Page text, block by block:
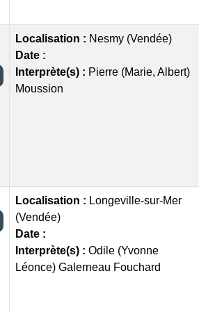
Localisation : Nesmy (Vendée)
Date :
Interprète(s) : Pierre (Marie, Albert)
Moussion
Localisation : Longeville-sur-Mer
(Vendée)
Date :
Interprète(s) : Odile (Yvonne
Léonce) Galerneau Fouchard